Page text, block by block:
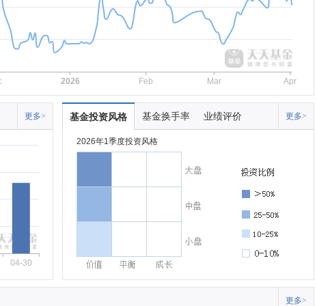
Feb Mar Apr
2026
更多>
04-30
基金投资风格 基金换手率 业绩评价 更多>
2026年1季度投资风格
更多>